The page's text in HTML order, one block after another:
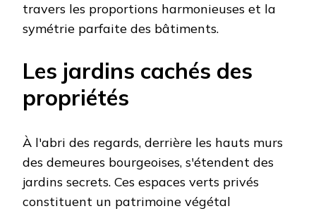
travers les proportions harmonieuses et la
symétrie parfaite des bâtiments.
Les jardins cachés des
propriétés
À l'abri des regards, derrière les hauts murs
des demeures bourgeoises, s'étendent des
jardins secrets. Ces espaces verts privés
constituent un patrimoine végétal